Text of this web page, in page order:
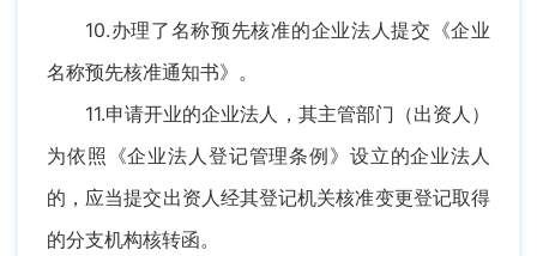
10.办理了名称预先核准的企业法人提交《企业
名称预先核准通知书》。
11.申请开业的企业法人，其主管部门（出资人）
为依照《企业法人登记管理条例》设立的企业法人
的，应当提交出资人经其登记机关核准变更登记取得
的分支机构核转函。